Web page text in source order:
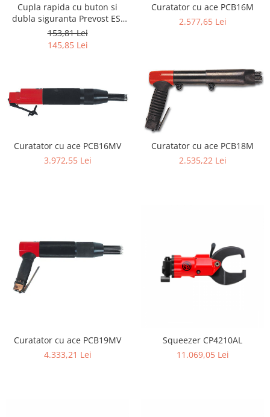
Surubelnite pneumatice
Tăiere și nituire pneumatică
Cupla rapida cu buton si
dubla siguranta Prevost ESI
071810, pentru furtun Ø 10
mm
153,81 Lei
145,85 Lei
Curatator cu ace PCB16M
2.577,65 Lei
Curatator cu ace PCB16MV
3.972,55 Lei
Curatator cu ace PCB18M
2.535,22 Lei
Curatator cu ace PCB19MV
4.333,21 Lei
Squeezer CP4210AL
11.069,05 Lei